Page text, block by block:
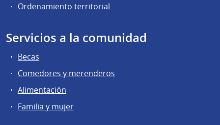
Ordenamiento territorial
Servicios a la comunidad
Becas
Comedores y merenderos
Alimentación
Familia y mujer